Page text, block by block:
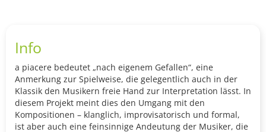
Info
a piacere bedeutet „nach eigenem Gefallen“, eine
Anmerkung zur Spielweise, die gelegentlich auch in der
Klassik den Musikern freie Hand zur Interpretation lässt. In
diesem Projekt meint dies den Umgang mit den
Kompositionen – klanglich, improvisatorisch und formal,
ist aber auch eine feinsinnige Andeutung der Musiker, die